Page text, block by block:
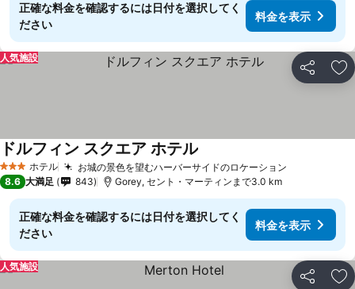
正確な料金を確認するには日付を選択してく
ださい
料金を表示
シェア お
人気施設
3 ホテルのランク
ホテル お城の景色を望むハーバーサイドのロケーション
ドルフィン スクエア ホテル
8.6 大満足 843 Gorey, セント・マーティンまで3.0 km
正確な料金を確認するには日付を選択してく
ださい
料金を表示
シェア お
人気施設